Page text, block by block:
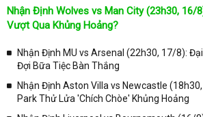
Nhận Định Wolves vs Man City (23h30, 16/
Vượt Qua Khủng Hoảng?
Nhận Định MU vs Arsenal (22h30, 17/8):
Đợi Bữa Tiệc Bàn Thắng
Nhận Định Aston Villa vs Newcastle
Park Thử Lửa 'Chích Chòe' Khủng Hoảng